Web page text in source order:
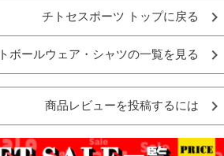
チトセスポーツ トップに戻る
ボールウェア・シャツの一覧を見る
商品レビューを投稿するには